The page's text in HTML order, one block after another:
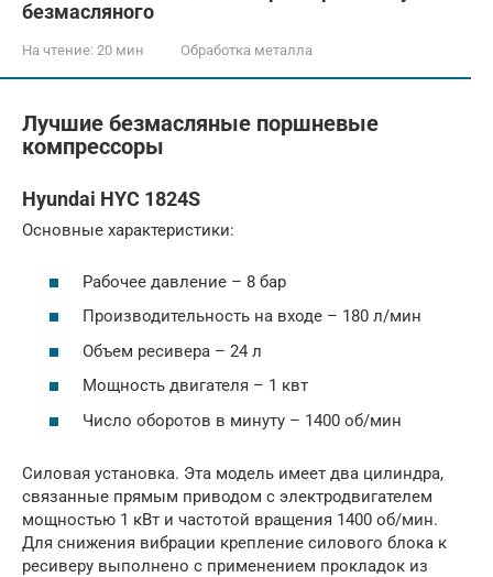
безмасляного
На чтение: 20 мин Обработка металла
Лучшие безмасляные поршневые
компрессоры
Hyundai HYC 1824S
Основные характеристики:
Рабочее давление – 8 бар
Производительность на входе – 180 л/мин
Объем ресивера – 24 л
Мощность двигателя – 1 квт
Число оборотов в минуту – 1400 об/мин
Силовая установка. Эта модель имеет два цилиндра,
связанные прямым приводом с электродвигателем
мощностью 1 кВт и частотой вращения 1400 об/мин.
Для снижения вибрации крепление силового блока к
ресиверу выполнено с применением прокладок из